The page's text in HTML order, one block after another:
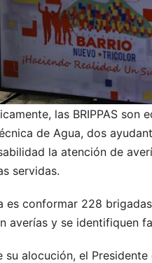
las BRIPPAS
de Agua, dos
la atención de
servidas.
es conformar 228
averías y se identifiquen
su alocución, el